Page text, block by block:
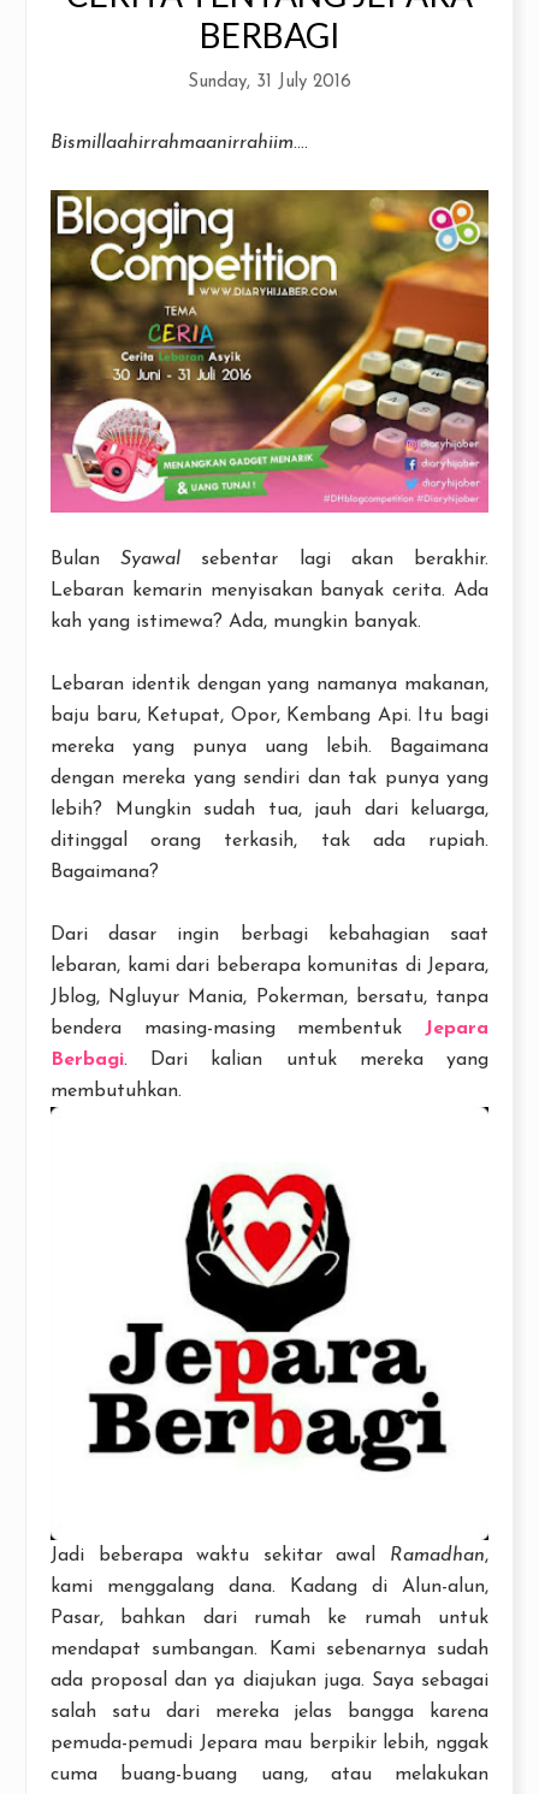
BERBAGI
Sunday, 31 July 2016
Bismillaahirrahmaanirrahiim....
BulanSyawal sebentar lagi akan berakhir.
Lebaran kemarin menyisakan banyak cerita. Ada
kah yang istimewa? Ada, mungkin banyak.
Lebaran identik dengan yang namanya makanan,
baju baru, Ketupat, Opor, Kembang Api. Itu bagi
mereka yang punya uang lebih. Bagaimana
dengan mereka yang sendiri dan tak punya yang
lebih? Mungkin sudah tua, jauh dari keluarga,
ditinggal orang terkasih, tak ada rupiah.
Bagaimana?
Dari dasar ingin berbagi kebahagian saat
lebaran, kami dari beberapa komunitas di Jepara,
Jblog, Ngluyur Mania, Pokerman, bersatu, tanpa
bendera masing-masing membentuk Jepara
Berbagi. Dari kalian untuk mereka yang
membutuhkan.
Jadi beberapa waktu sekitar awal Ramadhan,
kami menggalang dana. Kadang di Alun-alun,
Pasar, bahkan dari rumah ke rumah untuk
mendapat sumbangan. Kami sebenarnya sudah
ada proposal dan ya diajukan juga. Saya sebagai
salah satu dari mereka jelas bangga karena
pemuda-pemudi Jepara mau berpikir lebih, nggak
cuma buang-buang uang, atau melakukan